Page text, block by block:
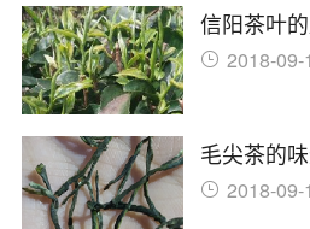
信阳茶叶
2018-09-
毛尖茶的
2018-09-